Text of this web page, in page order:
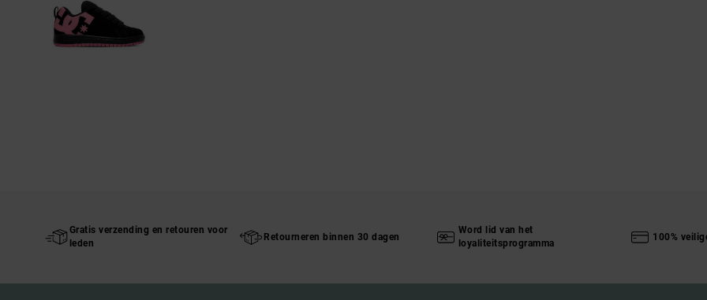
Gratis verzending en retouren voor
leden
Retourneren binnen 30 dagen
Word lid van het
loyaliteitsprogramma
100%